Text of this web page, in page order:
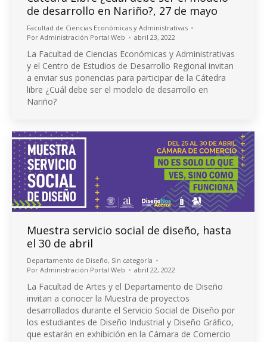
de desarrollo en Nariño?, 27 de mayo
Facultad de Ciencias Económicas y Administrativas
Por Administración Portal Web abril 23, 2022
La Facultad de Ciencias Económicas y Administrativas
y el Centro de Estudios de Desarrollo Regional invitan
a enviar sus ponencias para participar de la Cátedra
libre ¿Cuál debe ser el modelo de desarrollo en
Nariño?
Muestra servicio social de diseño, hasta
el 30 de abril
Departamento de Diseño, Sin categoría
Por Administración Portal Web abril 22, 2022
La Facultad de Artes y el Departamento de Diseño
invitan a conocer la Muestra de proyectos
desarrollados durante el Servicio Social de Diseño por
los estudiantes de Diseño Industrial y Diseño Gráfico,
que estarán en exhibición en la Cámara de Comercio